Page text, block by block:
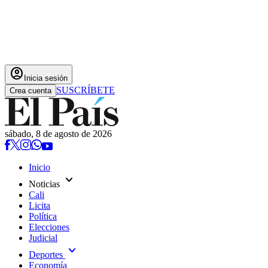
account_circle Inicia sesión
Crea cuenta SUSCRÍBETE
sábado, 8 de agosto de 2026
Inicio
Noticias expand_more
Cali
Licita
Política
Elecciones
Judicial
Deportes expand_more
Economía